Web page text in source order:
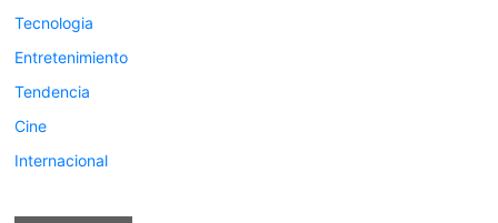
Tecnologia
Entretenimiento
Tendencia
Cine
Internacional